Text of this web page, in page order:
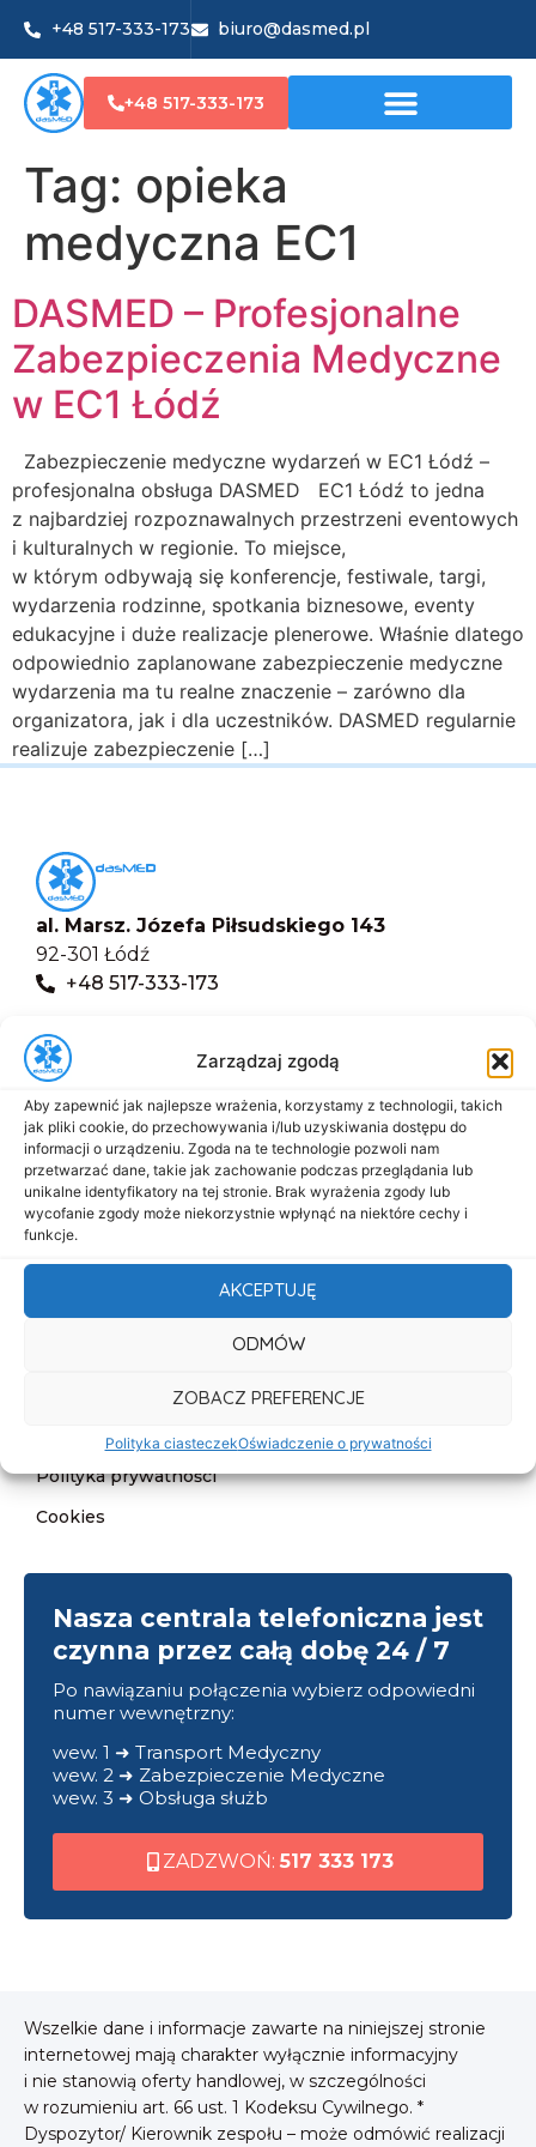
Zarządzaj zgodą
Aby zapewnić jak najlepsze wrażenia, korzystamy z technologii, takich
jak pliki cookie, do przechowywania i/lub uzyskiwania dostępu do
informacji o urządzeniu. Zgoda na te technologie pozwoli nam
przetwarzać dane, takie jak zachowanie podczas przeglądania lub
unikalne identyfikatory na tej stronie. Brak wyrażenia zgody lub
wycofanie zgody może niekorzystnie wpłynąć na niektóre cechy i
funkcje.
AKCEPTUJĘ
ODMÓW
ZOBACZ PREFERENCJE
Polityka ciasteczekOświadczenie o prywatności
+48 517-333-173 biuro@dasmed.pl
+48 517-333-173
Tag: opieka
medyczna EC1
DASMED – Profesjonalne
Zabezpieczenia Medyczne
w EC1 Łódź
Zabezpieczenie medyczne wydarzeń w EC1 Łódź –
profesjonalna obsługa DASMED EC1 Łódź to jedna
z najbardziej rozpoznawalnych przestrzeni eventowych
i kulturalnych w regionie. To miejsce,
w którym odbywają się konferencje, festiwale, targi,
wydarzenia rodzinne, spotkania biznesowe, eventy
edukacyjne i duże realizacje plenerowe. Właśnie dlatego
odpowiednio zaplanowane zabezpieczenie medyczne
wydarzenia ma tu realne znaczenie – zarówno dla
organizatora, jak i dla uczestników. DASMED regularnie
realizuje zabezpieczenie […]
al. Marsz. Józefa Piłsudskiego 143
92-301 Łódź
+48 517-333-173
Menu
Start
O nas
Oferta
Cennik
Aktualności
Deklaracja dostępności
Klauzula informacyjna
Polityka prywatności
Cookies
Nasza centrala telefoniczna jest
czynna przez całą dobę 24 / 7
Po nawiązaniu połączenia wybierz odpowiedni
numer wewnętrzny:
wew. 1 ➜ Transport Medyczny
wew. 2 ➜ Zabezpieczenie Medyczne
wew. 3 ➜ Obsługa służb
ZADZWOŃ: 517 333 173
Wszelkie dane i informacje zawarte na niniejszej stronie
internetowej mają charakter wyłącznie informacyjny
i nie stanowią oferty handlowej, w szczególności
w rozumieniu art. 66 ust. 1 Kodeksu Cywilnego. *
Dyspozytor/ Kierownik zespołu – może odmówić realizacji